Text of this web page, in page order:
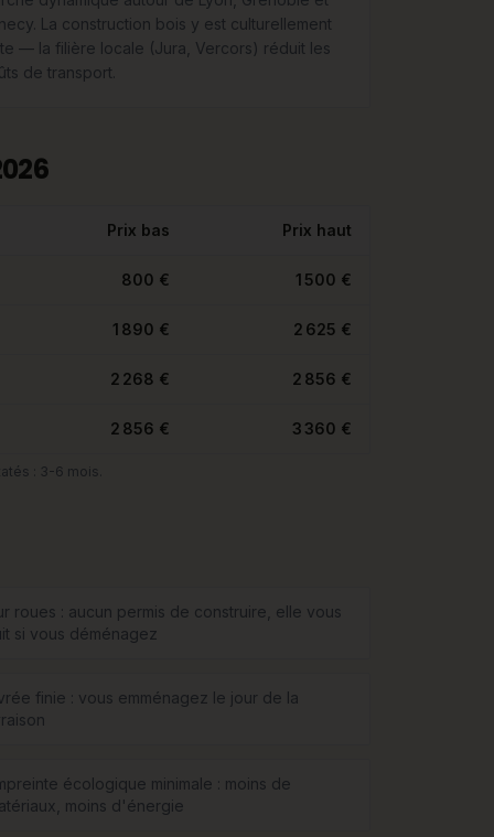
La construction bois y est culturellement
— la filière locale (Jura, Vercors) réduit les
de transport.
Prix bas Prix haut
800 € 1 500 €
1 890 € 2 625 €
2 268 € 2 856 €
2 856 € 3 360 €
: 3-6 mois.
roues : aucun permis de construire, elle vous
si vous déménagez
finie : vous emménagez le jour de la
écologique minimale : moins de
moins d'énergie